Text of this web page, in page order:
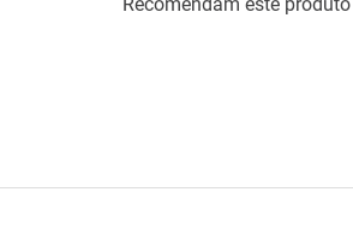
Recomendam este produto